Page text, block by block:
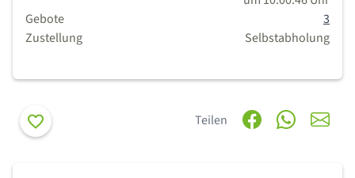
Gebote
3
Zustellung
Selbstabholung
Merken Teilen